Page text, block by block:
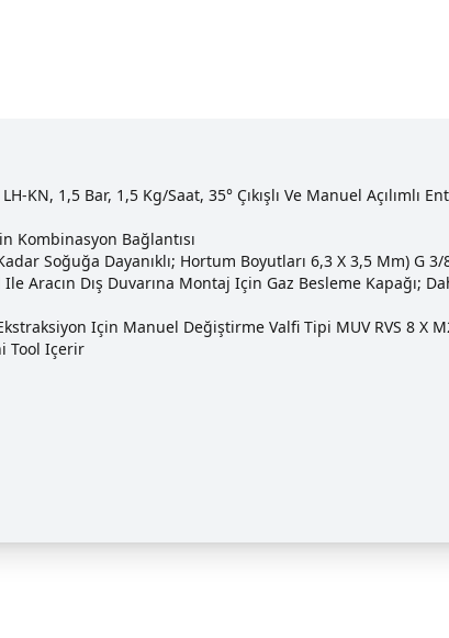
KN, 1,5 Bar, 1,5 Kg/saat, 35° Çıkışlı Ve Manuel Açılımlı
Kombinasyon Bağlantısı
Soğuğa Dayanıklı; Hortum Boyutları 6,3 X 3,5 Mm) G
Aracın Dış Duvarına Montaj Için Gaz Besleme Kapağı;
Için Manuel Değiştirme Valfi Tipi MUV RVS 8 X
Tool Içerir